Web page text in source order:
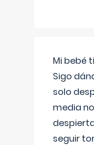
Mi bebé
Sigo
solo
media
seguir